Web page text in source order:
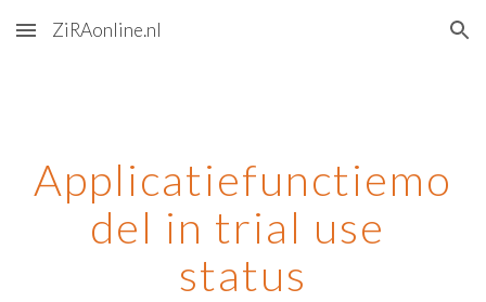
Skip to main content Skip to navigation
ZiRAonline.nl
Applicatiefunctiemo
del in trial use
status